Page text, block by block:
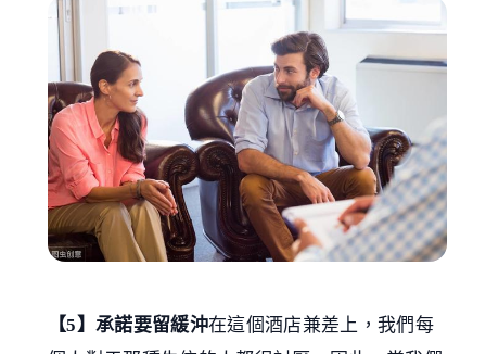
【5】承諾要留緩沖在這個酒店兼差上，我們每